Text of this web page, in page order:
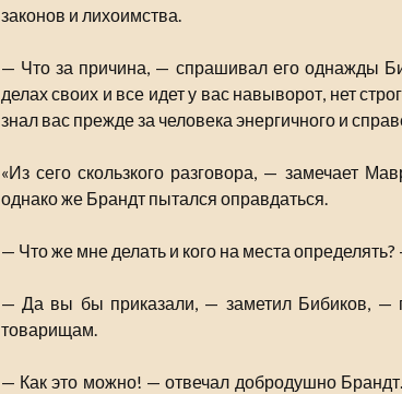
законов и лихоимства.
— Что за причина, — спрашивал его однажды
делах своих и все идет у вас навыворот, нет
знал вас прежде за человека энергичного и
«Из сего скользкого разговора, — замечает
однако же Брандт пытался оправдаться.
— Что же мне делать и кого на места
— Да вы бы приказали, — заметил Бибиков, —
товарищам.
— Как это можно! — отвечал добродушно